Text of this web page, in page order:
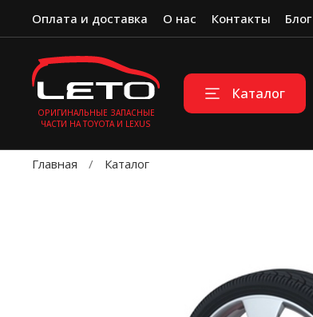
Оплата и доставка О нас Контакты Блог
ОРИГИНАЛЬНЫЕ ЗАПАСНЫЕ
ЧАСТИ НА TOYOTA И LEXUS
Каталог
Главная Каталог